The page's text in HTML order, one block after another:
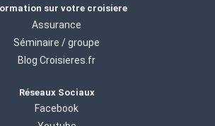
sur votre croisiere
Assurance
Séminaire / groupe
Blog Croisieres.fr
Réseaux Sociaux
Facebook